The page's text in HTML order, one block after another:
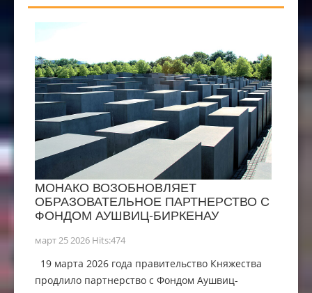
МОНАКО ВОЗОБНОВЛЯЕТ
ОБРАЗОВАТЕЛЬНОЕ ПАРТНЕРСТВО С
ФОНДОМ АУШВИЦ-БИРКЕНАУ
март 25 2026 Hits:474
19 марта 2026 года правительство Княжества
продлило партнерство с Фондом Аушвиц-